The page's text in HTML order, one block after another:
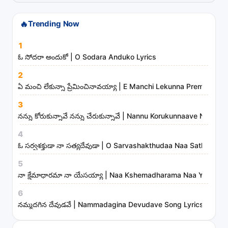
t
a
n
d
m
i
n
i
s
t
r
i
e
s
🔥Trending Now
1
ఓ సోదరా అందుకో | O Sodara Anduko Lyrics
2
ఏ మంచి లేకున్నా ప్రేమించినావయ్యా | E Manchi Lekunna
3
నన్ను కోరుకున్నావే నన్ను చేరుకున్నావే | Nannu Korukunnaave Nannu
4
ఓ సర్వశక్తుడా నా సత్యదేవుడా | O Sarvashakthudaa Naa
5
నా క్షేమాధారమా నా యేసయ్యా | Naa Kshemadharama Naa Yesayya
6
నమ్మదగిన దేవుడవే | Nammadagina Devudave Song Lyrics